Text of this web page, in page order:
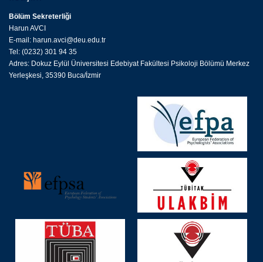
Bölüm Sekreterliği
Harun AVCI
E-mail: harun.avci@deu.edu.tr
Tel: (0232) 301 94 35
Adres: Dokuz Eylül Üniversitesi Edebiyat Fakültesi Psikoloji Bölümü Merkez
Yerleşkesi, 35390 Buca/İzmir